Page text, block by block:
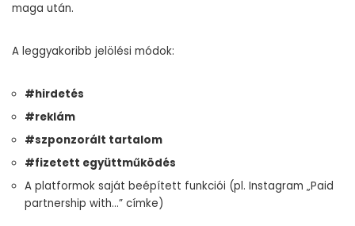
maga után.
A leggyakoribb jelölési módok:
#hirdetés
#reklám
#szponzorált tartalom
#fizetett együttműködés
A platformok saját beépített funkciói (pl. Instagram „Paid
partnership with…” címke)